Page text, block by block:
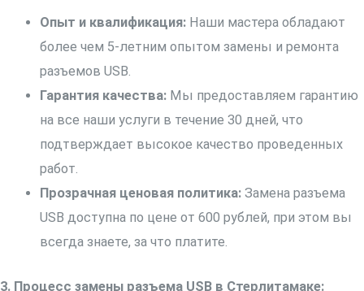
Опыт и квалификация: Наши мастера обладают
более чем 5-летним опытом замены и ремонта
разъемов USB.
Гарантия качества: Мы предоставляем гарантию
на все наши услуги в течение 30 дней, что
подтверждает высокое качество проведенных
работ.
Прозрачная ценовая политика: Замена разъема
USB доступна по цене от 600 рублей, при этом вы
всегда знаете, за что платите.
3. Процесс замены разъема USB в Стерлитамаке: